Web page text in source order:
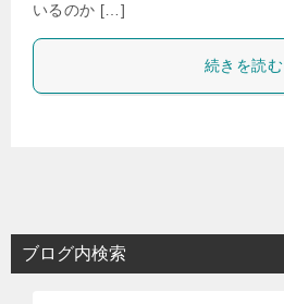
いるのか […]
続きを読む
ブログ内検索